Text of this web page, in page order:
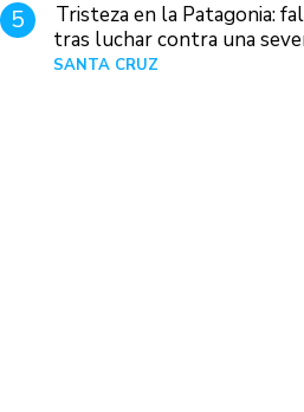
5
Tristeza en la Patagonia:
tras luchar contra una
SANTA CRUZ